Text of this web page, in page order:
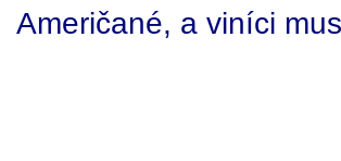
Američané, a viníci